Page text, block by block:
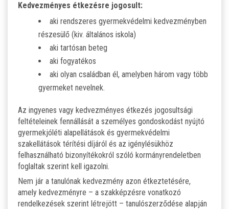
Kedvezményes étkezésre jogosult:
aki rendszeres gyermekvédelmi kedvezményben
részesülő (kiv. általános iskola)
aki tartósan beteg
aki fogyatékos
aki olyan családban él, amelyben három vagy több
gyermeket nevelnek.
Az ingyenes vagy kedvezményes étkezés jogosultsági
feltételeinek fennállását a személyes gondoskodást nyújtó
gyermekjóléti alapellátások és gyermekvédelmi
szakellátások térítési díjáról és az igénylésükhöz
felhasználható bizonyítékokról szóló kormányrendeletben
foglaltak szerint kell igazolni.
Nem jár a tanulónak kedvezmény azon étkeztetésére,
amely kedvezményre – a szakképzésre vonatkozó
rendelkezések szerint létrejött – tanulószerződése alapján